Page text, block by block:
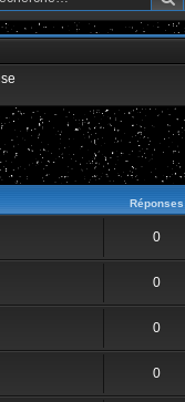
Réponses
0
0
0
0